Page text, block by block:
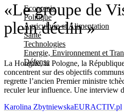
Economie
Politique
Agriculture et Alimentation
Santé
Technologies
Energie, Environnement et
Défense
«Le groupe de
plein déclin »
La Hongrie, la Pologne, la
concentrent sur des objectifs
regrette l’ancien Premier ministre
reculer leur influence. Une interview
Karolina ZbytniewskaEURACTIV.pl